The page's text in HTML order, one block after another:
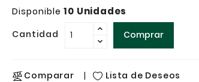
Disponible 10 Unidades
Cantidad Comprar
Comparar Lista de Deseos